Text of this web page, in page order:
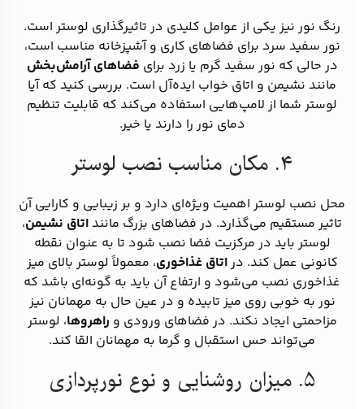
رنگ نور نیز یکی از عوامل کلیدی در تاثیرگذاری لوستر است.
نور سفید سرد برای فضاهای کاری و آشپزخانه مناسب است،
در حالی که نور سفید گرم یا زرد برای فضاهای آرامش‌بخش
مانند نشیمن و اتاق خواب ایده‌آل است. بررسی کنید که آیا
لوستر شما از لامپ‌هایی استفاده می‌کند که قابلیت تنظیم
دمای نور را دارند یا خیر.
۴. مکان مناسب نصب لوستر
محل نصب لوستر اهمیت ویژه‌ای دارد و بر زیبایی و کارایی آن
تاثیر مستقیم می‌گذارد. در فضاهای بزرگ مانند اتاق نشیمن،
لوستر باید در مرکزیت فضا نصب شود تا به عنوان نقطه
کانونی عمل کند. دراتاق غذاخوری، معمولاً لوستر بالای میز
غذاخوری نصب می‌شود و ارتفاع آن باید به گونه‌ای باشد که
نور به خوبی روی میز تابیده و در عین حال به مهمانان نیز
مزاحمتی ایجاد نکند. در فضاهای ورودی و راهروها، لوستر
می‌تواند حس استقبال و گرما به مهمانان القا کند.
۵. میزان روشنایی و نوع نورپردازی